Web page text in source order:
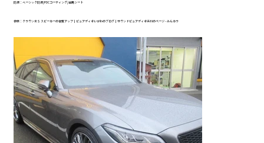
防振：ベーシック防振/PDCコーティング/金属シート
参照： クラウンＲＳ スピーカーの音質アップ｜ピュアディオいがわのブログ｜サウンドピュアディオ井川のページ - みんカラ